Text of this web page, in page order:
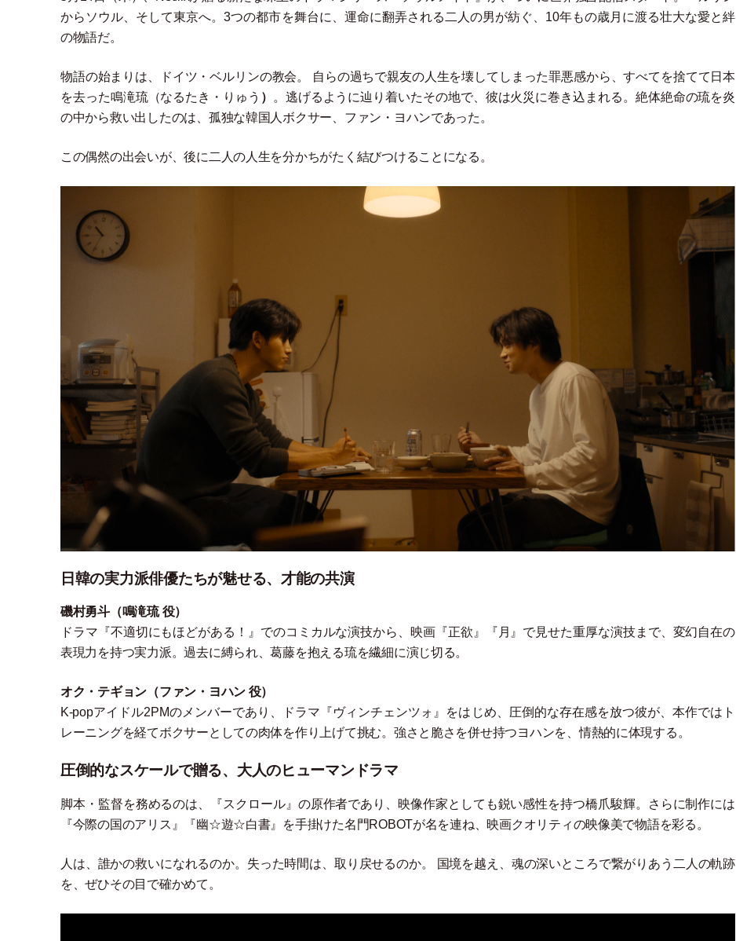
からソウル、そして東京へ。3つの都市を舞台に、運命に翻弄される二人の男が紡ぐ、10年もの歳月に渡る壮大な愛と絆
の物語だ。
物語の始まりは、ドイツ ・ベルリンの教会。 自らの過ちで親友の人生を壊してしまった罪悪感から、すべてを捨てて日本
を去った鳴滝琉（なるたき ・ りゅう ）
。逃げるように辿り着いたその地で、彼は火災に巻き込まれる。絶体絶命の琉を炎
の中から救い出したのは、孤独な韓国人ボクサー、ファン ・ ヨハンであった。
この偶然の出会いが、後に二人の人生を分かちがたく結びつけることになる。
日韓の実力派俳優たちが魅せる、才能の共演
磯村勇斗（鳴滝琉 役）
ドラマ『不適切にもほどがある！』でのコミカルな演技から、映画『正欲』『月』で見せた重厚な演技まで、変幻自在の
表現力を持つ実力派。過去に縛られ、葛藤を抱える琉を繊細に演じ切る。
オク ・ テギョン （ファン ・ ヨハン 役）
K-popアイドル2PMのメンバーであり、ドラマ『ヴィンチェンツォ』をはじめ、圧倒的な存在感を放つ彼が、本作ではト
レーニングを経てボクサーとしての肉体を作り上げて挑む。強さと脆さを併せ持つヨハンを、情熱的に体現する。
圧倒的なスケールで贈る、大人のヒューマンドラマ
脚本・ 監督を務めるのは、『スクロール』の原作者であり、映像作家としても鋭い感性を持つ橋爪駿輝。さらに制作には
『今際の国のアリス』『幽☆遊☆白書』を手掛けた名門ROBOTが名を連ね、映画クオリティの映像美で物語を彩る。
人は、誰かの救いになれるのか。失った時間は、取り戻せるのか。 国境を越え、魂の深いところで繋がりあう二人の軌跡
を、ぜひその目で確かめて。